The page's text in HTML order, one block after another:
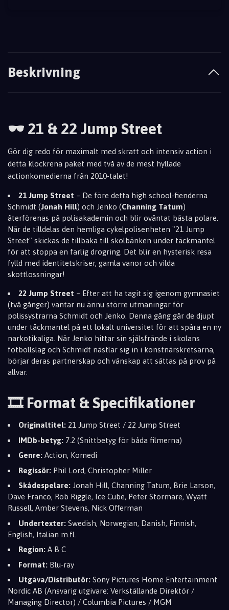
Beskrivning
🕶️ 21 & 22 Jump Street
Gör dig redo för maximalt med skratt och intensiv action i
detta klockrena paket med två av de mest hyllade
actionkomedierna från 2010-talet!
21 Jump Street – De före detta high school-fienderna
Schmidt (Jonah Hill) och Jenko (Channing Tatum)
återförenas på polisakademin och blir oväntat bästa polare.
När de tilldelas den hemliga cykelpolisenheten "21 Jump
Street" skickas de tillbaka till skolbänken under täckmantel
för att stoppa en farlig drogring. Det blir en hysterisk resa
fylld med identitetskriser, gamla vanor och vilda
skottlossningar!
22 Jump Street – Efter att ha tagit sig igenom gymnasiet
(två gånger) väntar nu ännu större utmaningar för
polissystrarna Schmidt och Jenko. Denna gång går de djupt
under täckmantel på ett lokalt universitet för att spåra en ny
narkotikaliga. När Jenko hittar sin själsfrände i skolans
fotbollslag och Schmidt nästlar sig in i konstnärskretsarna,
börjar deras partnerskap och vänskap att sättas på prov på
allvar.
🎞️ Format & Specifikationer
Originaltitel: 21 Jump Street / 22 Jump Street
IMDb-betyg: 7.2 (Snittbetyg för båda filmerna)
Genre: Action, Komedi
Regissör: Phil Lord, Christopher Miller
Skådespelare: Jonah Hill, Channing Tatum, Brie Larson,
Dave Franco, Rob Riggle, Ice Cube, Peter Stormare, Wyatt
Russell, Amber Stevens, Nick Offerman
Undertexter: Swedish, Norwegian, Danish, Finnish,
English, Italian m.fl.
Region: A B C
Format: Blu-ray
Utgåva/Distributör: Sony Pictures Home Entertainment
Nordic AB (Ansvarig utgivare: Verkställande Direktör /
Managing Director) / Columbia Pictures / MGM